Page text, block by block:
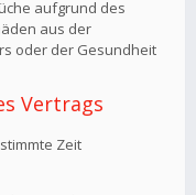
aufgrund des
aus der
oder der Gesundheit
Vertrags
Zeit